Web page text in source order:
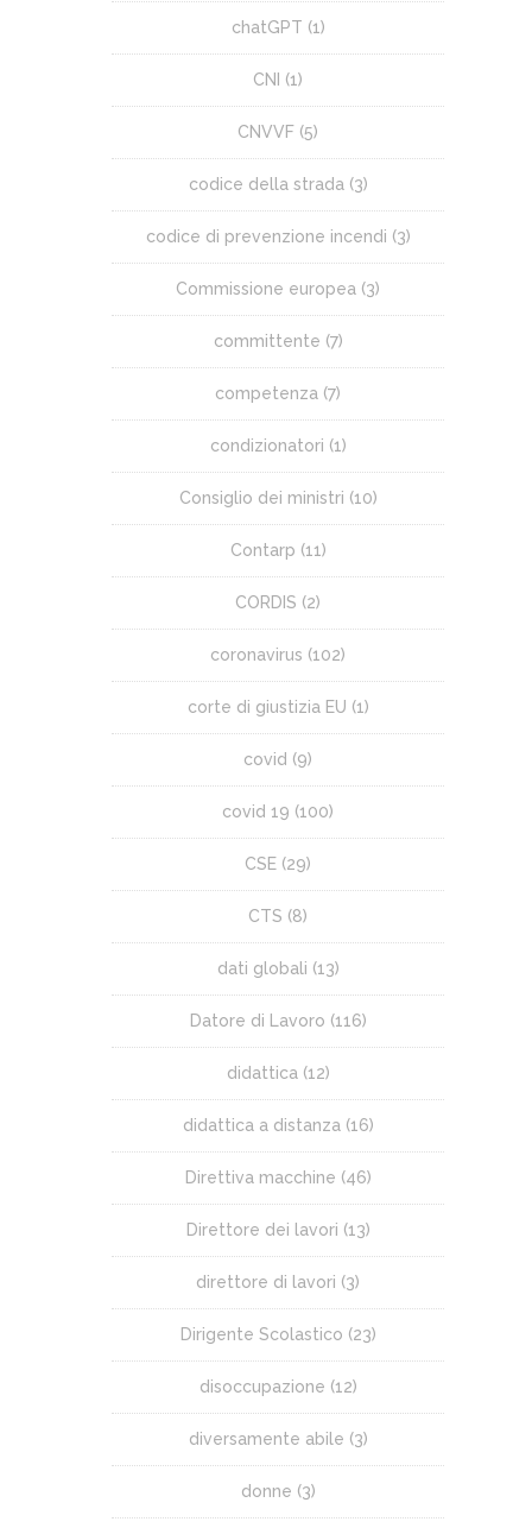
chatGPT (1)
CNI (1)
CNVVF (5)
codice della strada (3)
codice di prevenzione incendi (3)
Commissione europea (3)
committente (7)
competenza (7)
condizionatori (1)
Consiglio dei ministri (10)
Contarp (11)
CORDIS (2)
coronavirus (102)
corte di giustizia EU (1)
covid (9)
covid 19 (100)
CSE (29)
CTS (8)
dati globali (13)
Datore di Lavoro (116)
didattica (12)
didattica a distanza (16)
Direttiva macchine (46)
Direttore dei lavori (13)
direttore di lavori (3)
Dirigente Scolastico (23)
disoccupazione (12)
diversamente abile (3)
donne (3)